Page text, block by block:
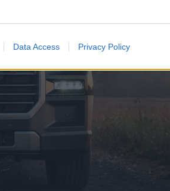
Data Access Privacy Policy